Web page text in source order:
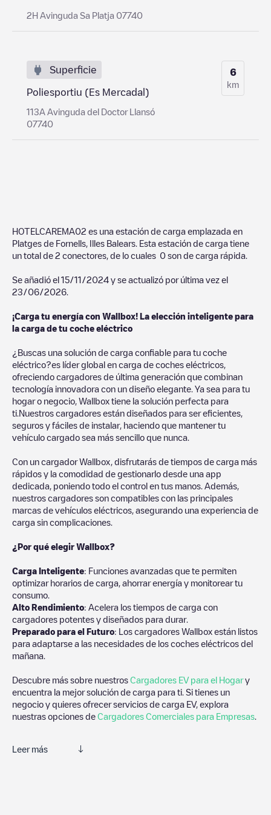
2H Avinguda Sa Platja 07740
Superficie
Poliesportiu (Es Mercadal)
113A Avinguda del Doctor Llansó
07740
6
km
HOTELCAREMA02 es una estación de carga emplazada en
Platges de Fornells Illes Balears . Esta estación de carga tiene
un total de 2 conectores, de lo cuales 0 son de carga rápida.
Se añadió el 15/11/2024 y se actualizó por última vez el
23/06/2026
¡Carga tu energía con Wallbox! La elección inteligente para
la carga de tu coche eléctrico
¿Buscas una solución de carga confiable para tu coche
eléctrico?es líder global en carga de coches eléctricos,
ofreciendo cargadores de última generación que combinan
tecnología innovadora con un diseño elegante. Ya sea para tu
hogar o negocio, Wallbox tiene la solución perfecta para
ti.Nuestros cargadores están diseñados para ser eficientes,
seguros y fáciles de instalar, haciendo que mantener tu
vehículo cargado sea más sencillo que nunca.
Con un cargador Wallbox, disfrutarás de tiempos de carga más
rápidos y la comodidad de gestionarlo desde una app
dedicada, poniendo todo el control en tus manos. Además,
nuestros cargadores son compatibles con las principales
marcas de vehículos eléctricos, asegurando una experiencia de
carga sin complicaciones.
¿Por qué elegir Wallbox?
Carga Inteligente: Funciones avanzadas que te permiten
optimizar horarios de carga, ahorrar energía y monitorear tu
consumo.
Alto Rendimiento: Acelera los tiempos de carga con
cargadores potentes y diseñados para durar.
Preparado para el Futuro: Los cargadores Wallbox están listos
para adaptarse a las necesidades de los coches eléctricos del
mañana.
Descubre más sobre nuestros Cargadores EV para el Hogary
encuentra la mejor solución de carga para ti. Si tienes un
negocio y quieres ofrecer servicios de carga EV, explora
nuestras opciones de Cargadores Comerciales para Empresas
Leer más